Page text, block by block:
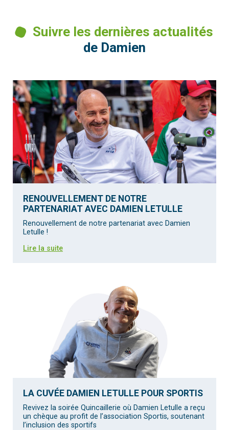
Suivre les dernières actualités
de Damien
RENOUVELLEMENT DE NOTRE
PARTENARIAT AVEC DAMIEN LETULLE
Renouvellement de notre partenariat avec Damien
Letulle !
Lire la suite
LA CUVÉE DAMIEN LETULLE POUR SPORTIS
Revivez la soirée Quincaillerie où Damien Letulle a reçu
un chèque au profit de l’association Sportis, soutenant
l’inclusion des sportifs